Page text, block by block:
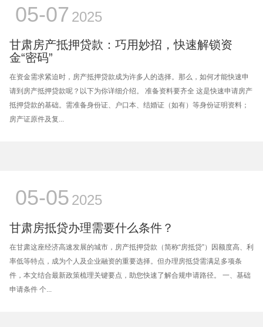
05-07 2025
甘肃房产抵押贷款：巧用妙招，快速解锁资
金“密码”
在资金需求紧迫时，房产抵押贷款成为许多人的选择。那么，如何才能快速申
请到房产抵押贷款呢？以下为你详细介绍。 准备资料要齐全 这是快速申请房产
抵押贷款的基础。需准备身份证、户口本、结婚证（如有）等身份证明资料；
房产证原件及复...
05-05 2025
甘肃房抵贷办理需要什么条件？
在甘肃这座经济高速发展的城市，房产抵押贷款（简称“房抵贷”）因额度高、利
率低等特点，成为个人及企业融资的重要选择。但办理房抵贷需满足多项条
件，本文结合最新政策梳理关键要点，助您快速了解合规申请路径。 一、基础
申请条件 个...